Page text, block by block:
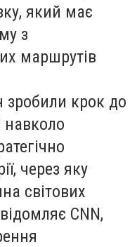
який має
з
маршрутів
зробили крок до
навколо
через яку
світових
CNN,